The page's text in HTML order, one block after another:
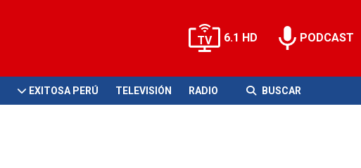
6.1 HD PODCAST
EXITOSA PERÚ TELEVISIÓN RADIO BUSCAR